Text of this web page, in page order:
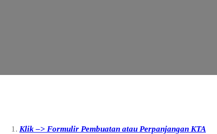
Klik –> Formulir Pembuatan atau Perpanjangan KTA